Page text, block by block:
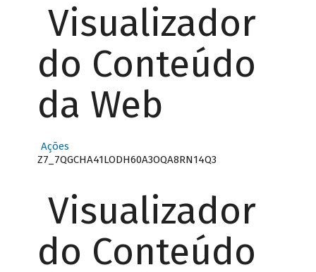
Visualizador
do Conteúdo
da Web
Ações
Z7_7QGCHA41LODH60A3OQA8RN14Q3
Visualizador
do Conteúdo